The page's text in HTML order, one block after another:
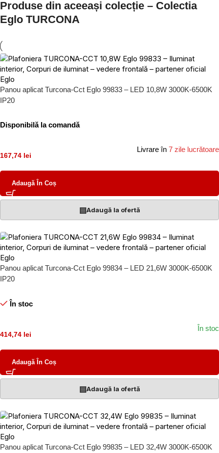
Produse din aceeași colecție – Colectia
Eglo TURCONA
Panou aplicat Turcona-Cct Eglo 99833 – LED 10,8W 3000K-6500K
IP20
Disponibilă la comandă
167,74 lei
Livrare în 7 zile lucrătoare
Adaugă În Coș
▤Adaugă la ofertă
Panou aplicat Turcona-Cct Eglo 99834 – LED 21,6W 3000K-6500K
IP20
În stoc
414,74 lei
În stoc
Adaugă În Coș
▤Adaugă la ofertă
Panou aplicat Turcona-Cct Eglo 99835 – LED 32,4W 3000K-6500K